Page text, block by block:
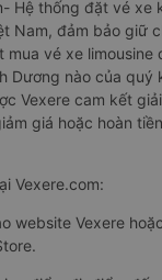
Hệ thống đặt vé xe
Nam, đảm bảo giữ
vé xe limousine
Dương nào của
Vexere cam kết
giá hoặc hoàn
Vexere.com:
website Vexere